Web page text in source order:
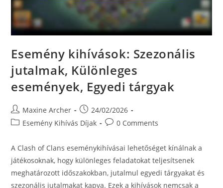
Esemény kihívások: Szezonális
jutalmak, Különleges
események, Egyedi tárgyak
Post
author:
Maxine Archer
Post
published:
24/02/2026
PostEsemény Kihívás Díjak
Post0 Comments
A Clash of Clans eseménykihívásai lehetőséget kínálnak a
játékosoknak, hogy különleges feladatokat teljesítsenek
meghatározott időszakokban, jutalmul egyedi tárgyakat és
szezonális jutalmakat kapva. Ezek a kihívások nemcsak a